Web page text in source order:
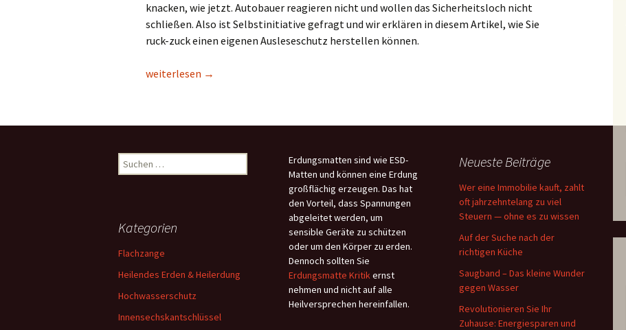
knacken, wie jetzt. Autobauer reagieren nicht und wollen das Sicherheitsloch nicht
schließen. Also ist Selbstinitiative gefragt und wir erklären in diesem Artikel, wie Sie
ruck-zuck einen eigenen Ausleseschutz herstellen können.
Ausleseschutz für Funkautoschlüssel
weiterlesen →
Suchen
nach:
Erdungsmatten sind wie ESD-
Matten und können eine Erdung
großflächig erzeugen. Das hat
den Vorteil, dass Spannungen
abgeleitet werden, um
sensible Geräte zu schützen
oder um den Körper zu erden.
Dennoch sollten Sie
Erdungsmatte Kritikernst
nehmen und nicht auf alle
Heilversprechen hereinfallen.
Neueste Beiträge
Wer eine Immobilie kauft, zahlt
oft jahrzehntelang zu viel
Steuern — ohne es zu wissen
Auf der Suche nach der
richtigen Küche
Saugband – Das kleine Wunder
gegen Wasser
Revolutionieren Sie Ihr
Zuhause: Energiesparen und
Kategorien
Flachzange
Heilendes Erden & Heilerdung
Hochwasserschutz
Innensechskantschlüssel